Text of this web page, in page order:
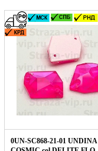
0UN-SC868-21-01 UNDINA